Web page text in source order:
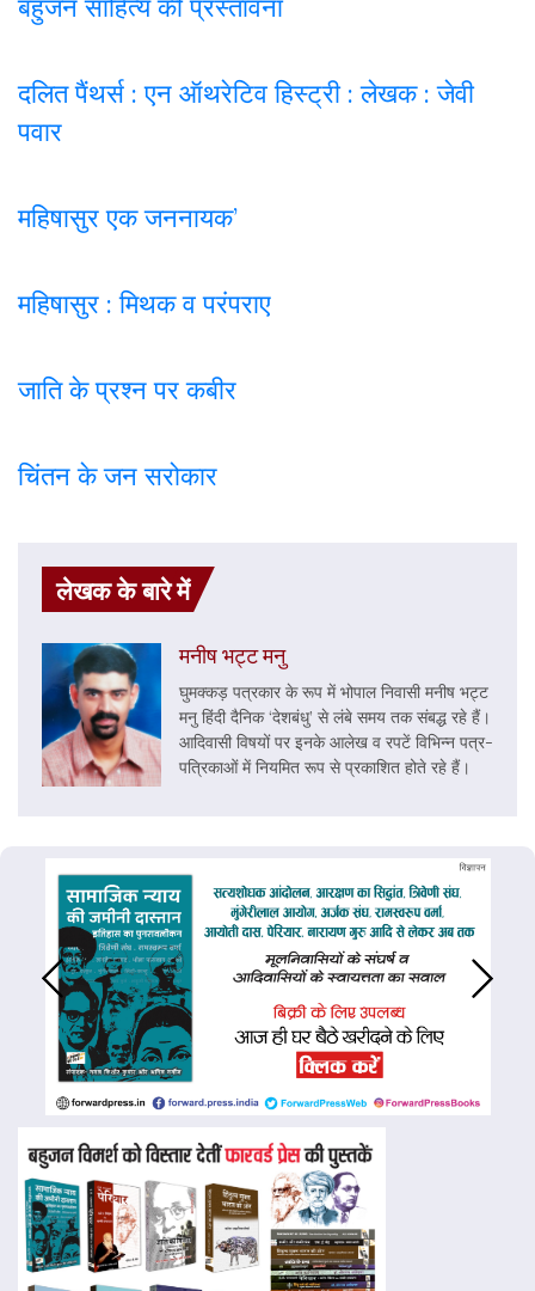
बहुजन साहित्य की प्रस्तावना
दलित पैंथर्स : एन ऑथरेटिव हिस्ट्री : लेखक : जेवी
पवार
महिषासुर एक जननायक’
महिषासुर : मिथक व परंपराए
जाति के प्रश्न पर कबीर
चिंतन के जन सरोकार
लेखक के बारे में
मनीष भट्ट मनु
घुमक्कड़ पत्रकार के रूप में भोपाल निवासी मनीष भट्ट
मनु हिंदी दैनिक ‘देशबंधु’ से लंबे समय तक संबद्ध रहे हैं।
आदिवासी विषयों पर इनके आलेख व रपटें विभिन्न पत्र-
पत्रिकाओं में नियमित रूप से प्रकाशित होते रहे हैं।